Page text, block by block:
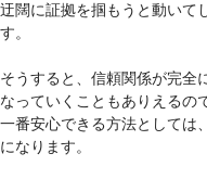
迂闊に証拠を掴もうと動いて
す。
そうすると、信頼関係が完全
なっていくこともありえるの
一番安心できる方法としては
になります。